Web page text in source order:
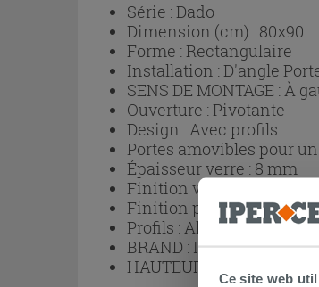
Ce site web
Série :Dado
Dimension (cm) : 80x90
Forme :Rectangulaire
Installation :D'angle
SENS DE MONTAGE :À
Ouverture :Pivotante
Design :Avec profils
Portes amovibles pour
Épaisseur verre : 8 mm
Finition verre :
Finition profils :Noir
Profils :Aluminium
BRAND : IPERCERAMICA
HAUTEUR (cm) :